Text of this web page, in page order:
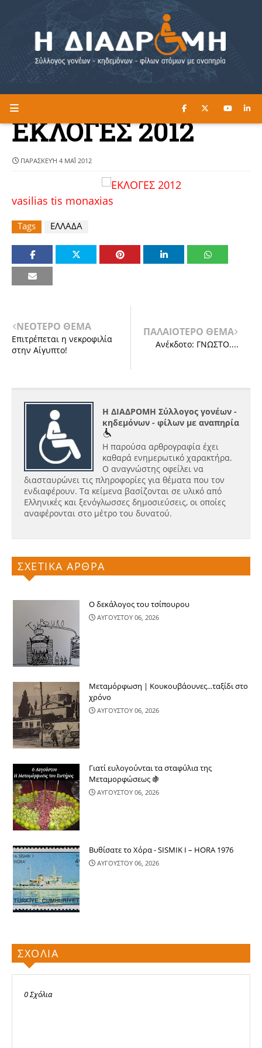
Η ΔΙΑΔΡΟΜΗ ΔΙΑΒΑΣΤΕ ΕΔΩ ►
ΕΚΛΟΓΕΣ 2012
ΠΑΡΑΣΚΕΥΉ 4 ΜΑΪ́ 2012
vasilias tis monaxias
Tags ΕΛΛΑΔΑ
ΝΕΟΤΕΡΟ ΘΕΜΑ
Επιτρέπεται η νεκροφιλία
στην Αίγυπτο!
ΠΑΛΑΙΟΤΕΡΟ ΘΕΜΑ
Ανέκδοτο: ΓΝΩΣΤΟ....
Η ΔΙΑΔΡΟΜΗ Σύλλογος γονέων -
κηδεμόνων - φίλων με αναπηρία
Η παρούσα αρθρογραφία έχει
καθαρά ενημερωτικό χαρακτήρα.
Ο αναγνώστης οφείλει να
διασταυρώνει τις πληροφορίες για θέματα που τον
ενδιαφέρουν. Τα κείμενα βασίζονται σε υλικό από
Ελληνικές και ξενόγλωσσες δημοσιεύσεις, οι οποίες
αναφέρονται στο μέτρο του δυνατού.
ΣΧΕΤΙΚΑ ΑΡΘΡΑ
Ο δεκάλογος του τσίπουρου
ΑΥΓΟΥΣΤΟΥ 06, 2026
Μεταμόρφωση | Κουκουβάουνες...ταξίδι στο
χρόνο
ΑΥΓΟΥΣΤΟΥ 06, 2026
Γιατί ευλογούνται τα σταφύλια της
Μεταμορφώσεως 🍇
ΑΥΓΟΥΣΤΟΥ 06, 2026
Βυθίσατε το Χόρα - SISMIK I – HORA 1976
ΑΥΓΟΥΣΤΟΥ 06, 2026
ΣΧΟΛΙΑ
0 Σχόλια